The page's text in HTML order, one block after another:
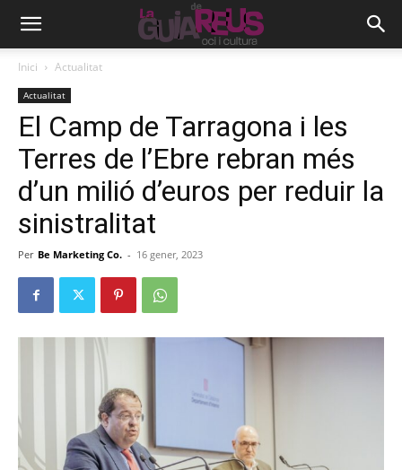
Inici Actualitat
Actualitat
El Camp de Tarragona i les
Terres de l’Ebre rebran més
d’un milió d’euros per reduir la
sinistralitat
Per Be Marketing Co. - 16 gener, 2023